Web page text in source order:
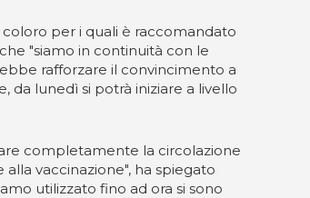
per i quali è raccomandato
"siamo in continuità con le
rafforzare il convincimento a
da lunedì si potrà iniziare a livello
completamente la circolazione
vaccinazione", ha spiegato
utilizzato fino ad ora si sono